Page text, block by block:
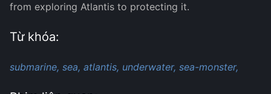
from exploring Atlantis to protecting it.
Từ khóa:
submarine, sea, atlantis, underwater, sea-monster,